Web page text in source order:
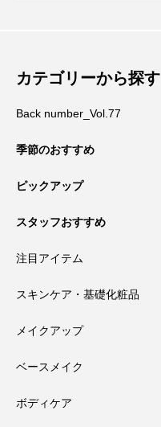
カテゴリーから探す
Back number_Vol.77
季節のおすすめ
ピックアップ
スタッフおすすめ
注目アイテム
スキンケア・基礎化粧品
メイクアップ
ベースメイク
ボディケア